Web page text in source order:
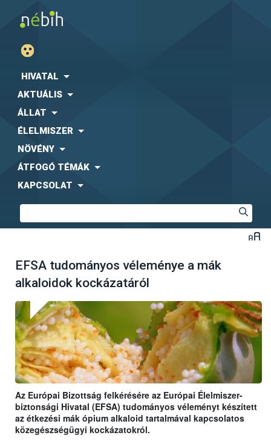
HIVATAL
AKTUÁLIS
ÁLLAT
ÉLELMISZER
NÖVÉNY
ÁTFOGÓ TÉMÁK
KAPCSOLAT
EFSA tudományos véleménye a mák
alkaloidok kockázatáról
Az Európai Bizottság felkérésére az Európai Élelmiszer-
biztonsági Hivatal (EFSA) tudományos véleményt készített
az étkezési mák ópium alkaloid tartalmával kapcsolatos
közegészségügyi kockázatokról.